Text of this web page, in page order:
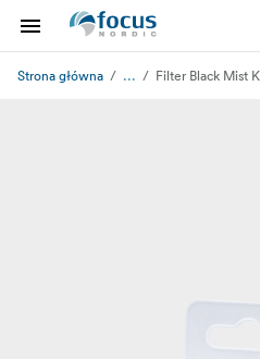
Strona główna ... Filter Black Mist